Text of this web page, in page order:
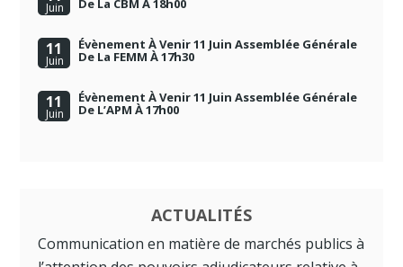
Juin De La CBM À 18h00
11
Juin
Évènement À Venir 11 Juin Assemblée Générale
De La FEMM À 17h30
11
Juin
Évènement À Venir 11 Juin Assemblée Générale
De L’APM À 17h00
ACTUALITÉS
Communication en matière de marchés publics à